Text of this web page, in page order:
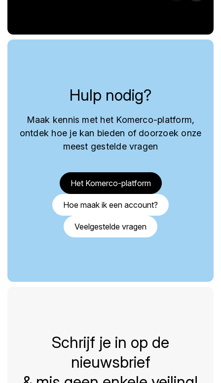
Hulp nodig?
Maak kennis met het Komerco-platform,
ontdek hoe je kan bieden of doorzoek onze
meest gestelde vragen
Het Komerco-platform
Hoe maak ik een account?
Veelgestelde vragen
Schrijf je in op de
nieuwsbrief